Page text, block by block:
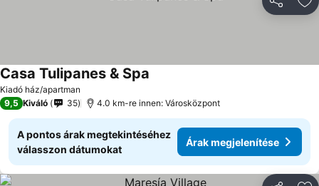
Kiadó ház/apartman
Casa Tulipanes & Spa
9,5 Kiváló 35 4.0 km-re innen: Városközpont
A pontos árak megtekintéséhez
válasszon dátumokat
Árak megjelenítése